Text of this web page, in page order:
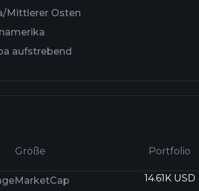
Mittlerer Osten
aufstrebend
Größe Portfolio
14.61K USD